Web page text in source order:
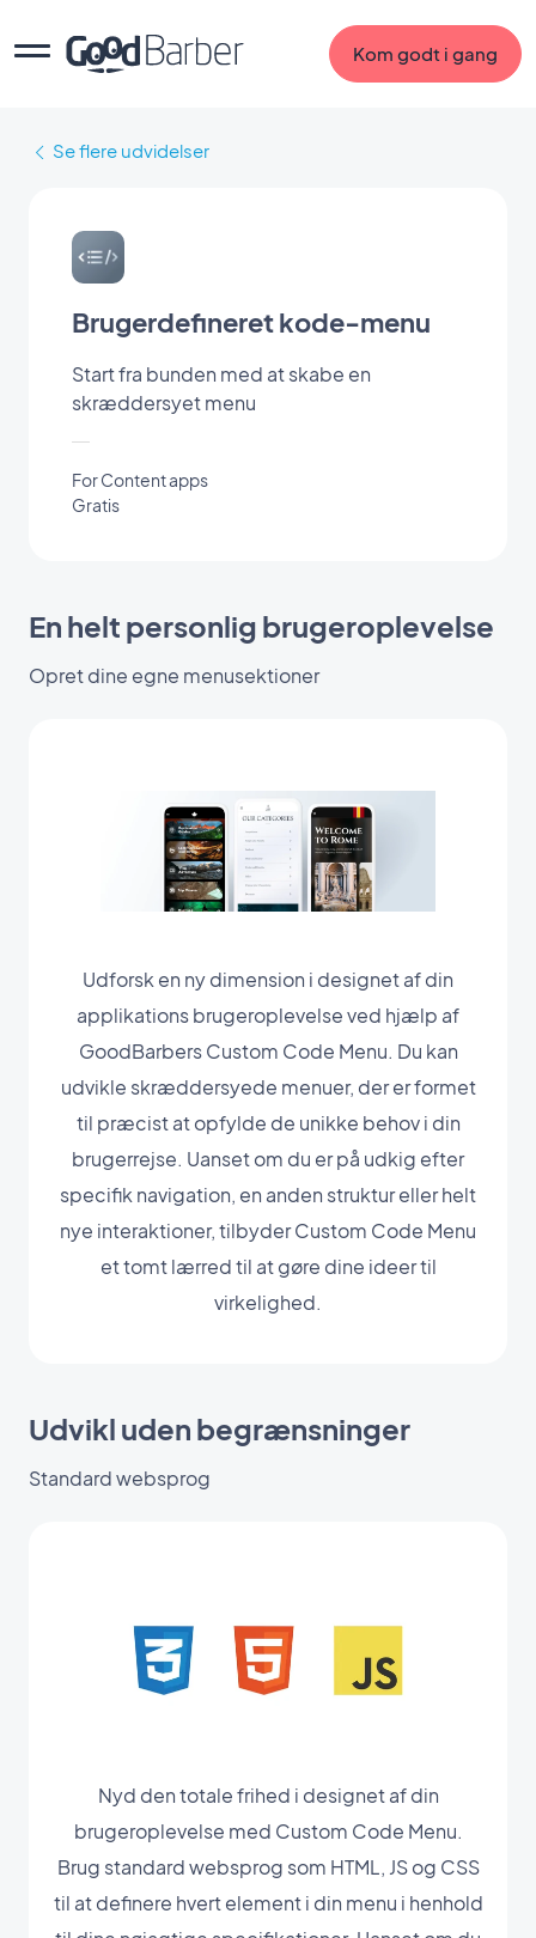
Kom godt i gang
Se flere udvidelser
Brugerdefineret kode-menu
Start fra bunden med at skabe en
skræddersyet menu
For Content apps
Gratis
En helt personlig brugeroplevelse
Opret dine egne menusektioner
Udforsk en ny dimension i designet af din
applikations brugeroplevelse ved hjælp af
GoodBarbers Custom Code Menu. Du kan
udvikle skræddersyede menuer, der er formet
til præcist at opfylde de unikke behov i din
brugerrejse. Uanset om du er på udkig efter
specifik navigation, en anden struktur eller helt
nye interaktioner, tilbyder Custom Code Menu
et tomt lærred til at gøre dine ideer til
virkelighed.
Udvikl uden begrænsninger
Standard websprog
Nyd den totale frihed i designet af din
brugeroplevelse med Custom Code Menu.
Brug standard websprog som HTML, JS og CSS
til at definere hvert element i din menu i henhold